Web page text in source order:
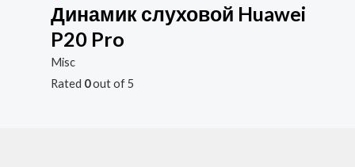
Динамик слуховой Huawei
P20 Pro
Misc
Rated 0out of 5